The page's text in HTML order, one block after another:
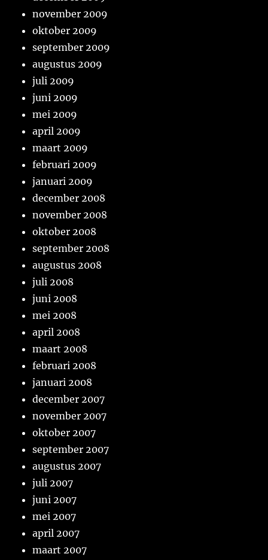
november 2009
oktober 2009
september 2009
augustus 2009
juli 2009
juni 2009
mei 2009
april 2009
maart 2009
februari 2009
januari 2009
december 2008
november 2008
oktober 2008
september 2008
augustus 2008
juli 2008
juni 2008
mei 2008
april 2008
maart 2008
februari 2008
januari 2008
december 2007
november 2007
oktober 2007
september 2007
augustus 2007
juli 2007
juni 2007
mei 2007
april 2007
maart 2007